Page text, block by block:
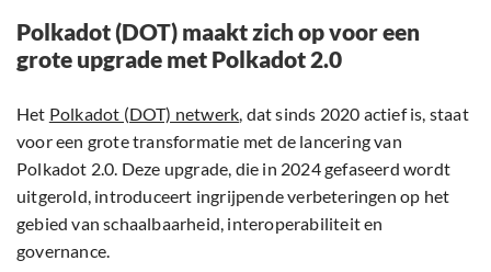
Polkadot (DOT) maakt zich op voor een
grote upgrade met Polkadot 2.0
Het Polkadot (DOT) netwerk, dat sinds 2020 actief is, staat
voor een grote transformatie met de lancering van
Polkadot 2.0. Deze upgrade, die in 2024 gefaseerd wordt
uitgerold, introduceert ingrijpende verbeteringen op het
gebied van schaalbaarheid, interoperabiliteit en
governance.